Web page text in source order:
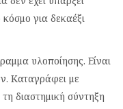
για δεκαέξι
υλοποίησης. Είναι
Καταγράφει με
διαστημική σύντηξη